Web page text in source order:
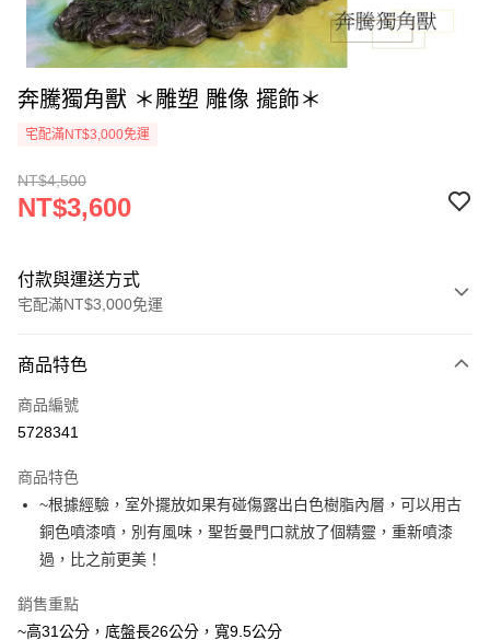
奔騰獨角獸 ＊雕塑 雕像 擺飾＊
宅配滿NT$3,000免運
NT$4,500
NT$3,600
付款與運送方式
宅配滿NT$3,000免運
信用卡一次付款
LINE Pay
街口支付
悠遊付
運送方式
商品特色
商品編號
5728341
商品特色
~根據經驗，室外擺放如果有碰傷露出白色樹脂內層，可以用古
銅色噴漆噴，別有風味，聖哲曼門口就放了個精靈，重新噴漆
過，比之前更美！
銷售重點
~高31公分，底盤長26公分，寬9.5公分